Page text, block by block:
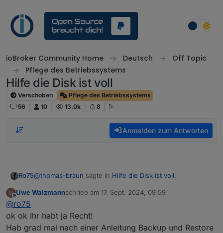
ioBroker Community Home Deutsch
Off Topic
Pflege des Betriebssystems
Hilfe die Disk ist voll
Verschoben
Pflege des Betriebssystems
56
10 13.0k 8
Anmelden zum Antworten
Ro75@thomas-braun sagte in Hilfe die Disk ist voll:
installier das NEU.
Meine Rede vor 16 Stunden.
Offline
Uwe Waizmannschrieb am 17. Sept. 2024, 09:59
zuletzt editiert von
@ro75
ok ok Ihr habt ja Recht!
Hab grad mal nach einer Anleitung Backup und Restore